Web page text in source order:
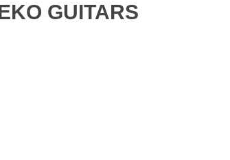
GUITARS